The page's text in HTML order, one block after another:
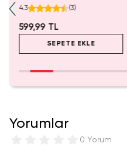
Koleksiyonluk Blind Box
4.3 (3)
599,99 TL
SEPETE EKLE
Yorumlar
0 Yorum